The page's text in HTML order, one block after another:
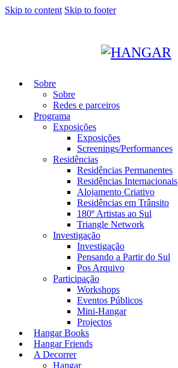
Skip to content Skip to footer
Sobre
Sobre
Redes e parceiros
Programa
Exposições
Exposições
Screenings/Performances
Residências
Residências Permanentes
Residências Internacionais
Alojamento Criativo
Residências em Trânsito
180º Artistas ao Sul
Triangle Network
Investigação
Investigação
Pensando a Partir do Sul
Pos Arquivo
Participação
Workshops
Eventos Públicos
Mini-Hangar
Projectos
Hangar Books
Hangar Friends
A Decorrer
Hangar